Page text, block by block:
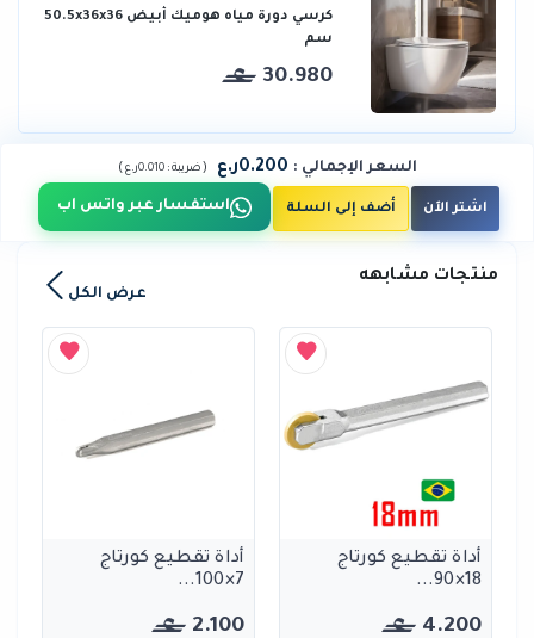
كرسي دورة مياه هوميك أبيض 50.5x36x36
سم
30.980
السعر الإجمالي : 0.200ر.ع (ضريبة :0.010ر.ع )
اشتر الآن أضف إلى السلة استفسار عبر واتس اب
منتجات مشابهه
عرض الكل
أداة تقطيع كورتاج
18×90...
4.200
أداة تقطيع كورتاج
7×100...
2.100